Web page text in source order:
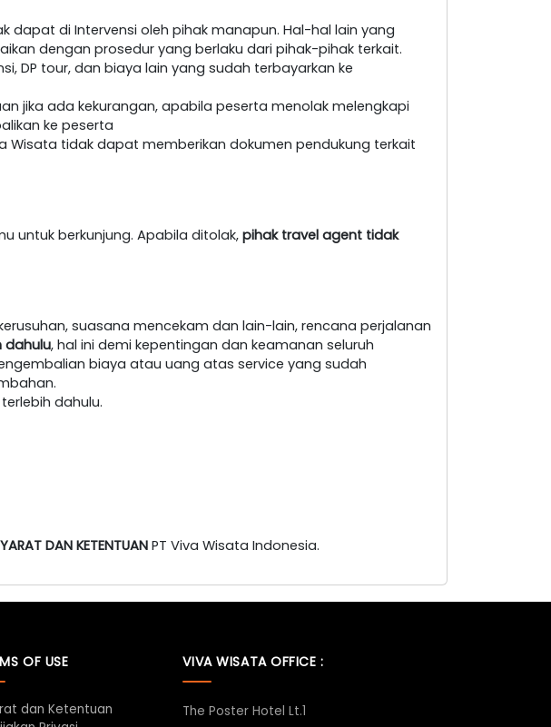
dapat di Intervensi oleh pihak manapun. Hal-hal lain yang
dengan prosedur yang berlaku dari pihak-pihak terkait.
DP tour, dan biaya lain yang sudah terbayarkan ke
jika ada kekurangan, apabila peserta menolak melengkapi
ke peserta
Wisata tidak dapat memberikan dokumen pendukung terkait
untuk berkunjung. Apabila ditolak, pihak travel agent tidak
suasana mencekam dan lain-lain, rencana perjalanan
dahulu, hal ini demi kepentingan dan keamanan seluruh
biaya atau uang atas service yang sudah
dahulu.
DAN KETENTUAN PT Viva Wisata Indonesia.
OF USE
dan Ketentuan
VIVA WISATA OFFICE :
The Poster Hotel Lt.1